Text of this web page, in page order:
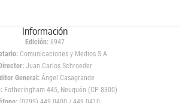
Información
Edición: 6947
Comunicaciones y Medios S.A
Director: Juan Carlos Schroeder
General:Ángel Casagrande
Fotheringham 445, Neuquén (CP 8300)